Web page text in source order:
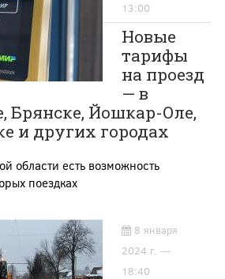
13:00
Новые
тарифы
на проезд
— в
Брянске, Йошкар-Оле,
и других городах
области есть возможность
поездках
8 января
2024 г. —
18:40